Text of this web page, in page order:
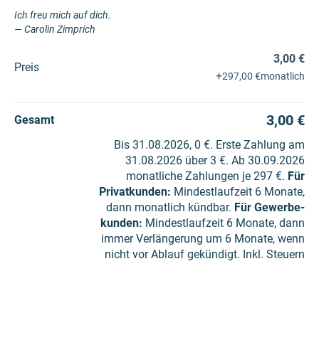
Ich freu mich auf dich.
— Carolin Zimprich
Preis
3,00 €
+297,00 €monatlich
Gesamt 3,00 €
Bis 31.08.2026, 0 €. Erste Zahlung am
31.08.2026 über 3 €. Ab 30.09.2026
monatliche Zahlungen je 297 €. Für
Privatkunden: Mindestlaufzeit 6 Monate,
dann monatlich kündbar. Für Gewerbe­
kunden: Mindestlaufzeit 6 Monate, dann
immer Verlängerung um 6 Monate, wenn
nicht vor Ablauf gekündigt. Inkl. Steuern